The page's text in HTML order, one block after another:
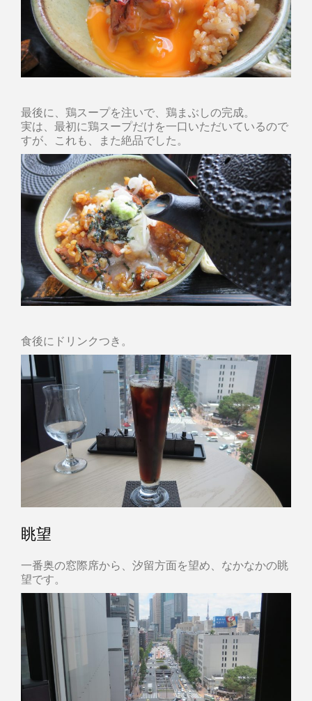
最後に、鶏スープを注いで、鶏まぶしの完成。
実は、最初に鶏スープだけを一口いただいているので
すが、これも、また絶品でした。
食後にドリンクつき。
眺望
一番奥の窓際席から、汐留方面を望め、なかなかの眺
望です。